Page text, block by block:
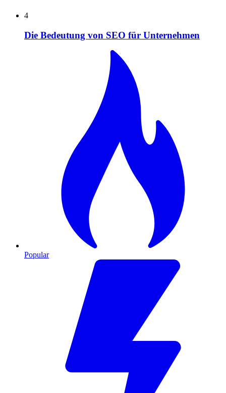
4
Die Bedeutung von SEO für Unternehmen
Popular